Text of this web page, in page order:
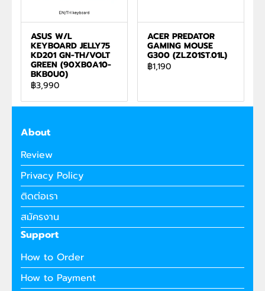
ASUS W/L
KEYBOARD JELLY75
KD201 GN-TH/VOLT
GREEN (90XB0A10-
BKB0U0)
฿3,990
ACER PREDATOR
GAMING MOUSE
G300 (ZL.Z01ST.01L)
฿1,190
About
Review
Privacy Policy
ติดต่อเรา
สมัครงาน
Support
How to Order
How to Payment